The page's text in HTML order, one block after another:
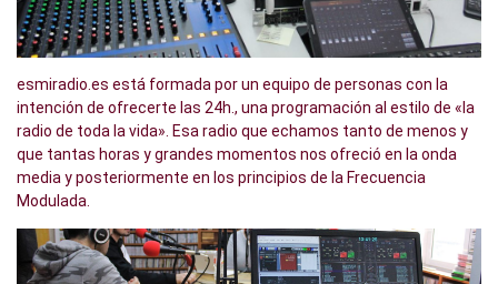
esmiradio.es está formada por un equipo de personas con la
intención de ofrecerte las 24h., una programación al estilo de «la
radio de toda la vida». Esa radio que echamos tanto de menos y
que tantas horas y grandes momentos nos ofreció en la onda
media y posteriormente en los principios de la Frecuencia
Modulada.